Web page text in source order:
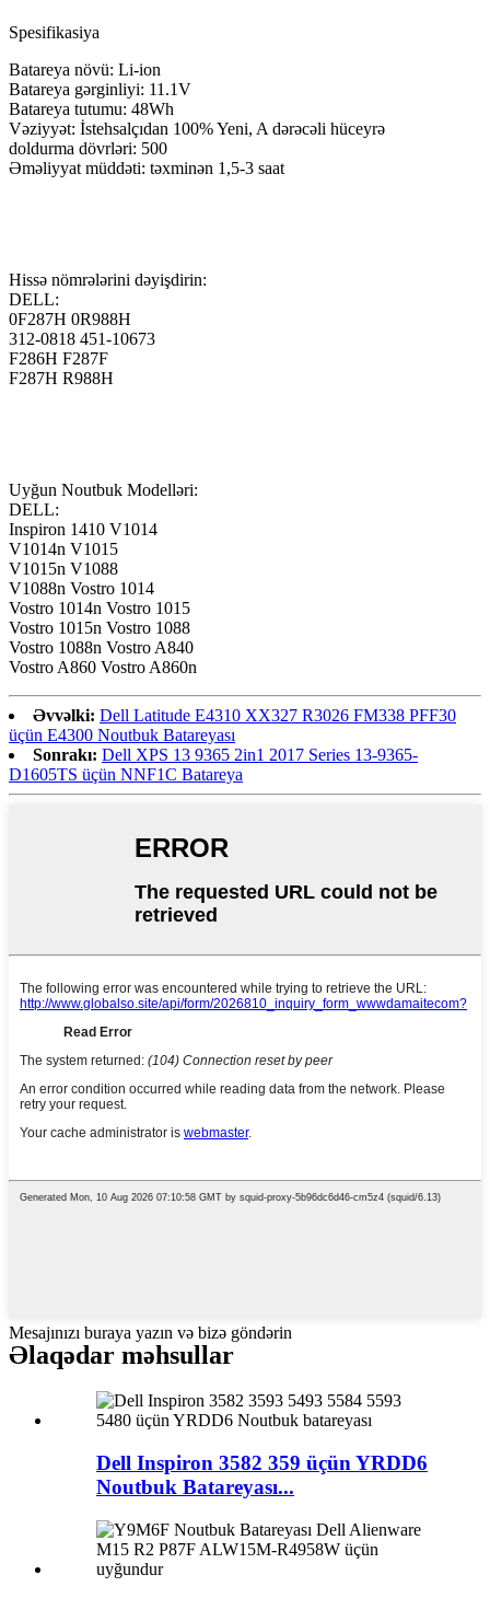
Spesifikasiya
Batareya növü: Li-ion
Batareya gərginliyi: 11.1V
Batareya tutumu: 48Wh
Vəziyyət: İstehsalçıdan 100% Yeni, A dərəcəli hüceyrə
doldurma dövrləri: 500
Əməliyyat müddəti: təxminən 1,5-3 saat
Hissə nömrələrini dəyişdirin:
DELL:
0F287H 0R988H
312-0818 451-10673
F286H F287F
F287H R988H
Uyğun Noutbuk Modelləri:
DELL:
Inspiron 1410 V1014
V1014n V1015
V1015n V1088
V1088n Vostro 1014
Vostro 1014n Vostro 1015
Vostro 1015n Vostro 1088
Vostro 1088n Vostro A840
Vostro A860 Vostro A860n
Əvvəlki: Dell Latitude E4310 XX327 R3026 FM338 PFF30
üçün E4300 Noutbuk Batareyası
Sonrakı: Dell XPS 13 9365 2in1 2017 Series 13-9365-
D1605TS üçün NNF1C Batareya
Mesajınızı buraya yazın və bizə göndərin
Əlaqədar məhsullar
Dell Inspiron 3582 359 üçün YRDD6
Noutbuk Batareyası...